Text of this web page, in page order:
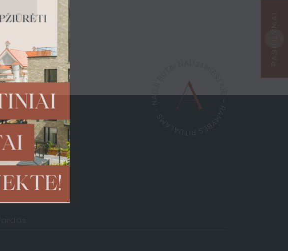
Vardas
PASIŪLYMAI